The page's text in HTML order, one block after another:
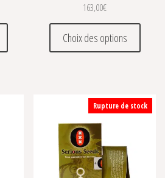
Ce produit a plusieurs variations. Les
163,00€
Choix des options
Ce
Rupture de stock